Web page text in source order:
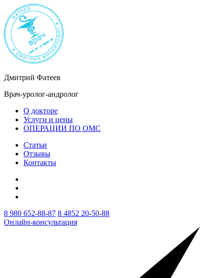
Дмитрий Фатеев
Врач-уролог-андролог
О докторе
Услуги и цены
ОПЕРАЦИИ ПО ОМС
Статьи
Отзывы
Контакты
8 980 652-88-87 8 4852 20-50-88
Онлайн-консультация